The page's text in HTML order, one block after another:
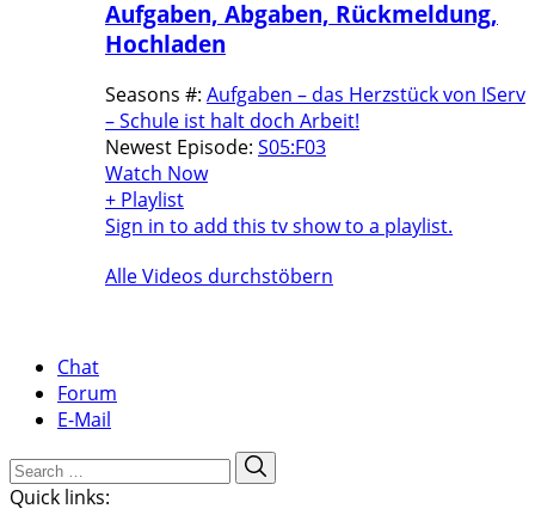
Aufgaben, Abgaben, Rückmeldung,
Hochladen
Seasons #: Aufgaben – das Herzstück von IServ
– Schule ist halt doch Arbeit!
Newest Episode: S05:F03
Watch Now
+ Playlist
Sign in to add this tv show to a playlist.
Alle Videos durchstöbern
Chat
Forum
E-Mail
Search
for:
Quick links: